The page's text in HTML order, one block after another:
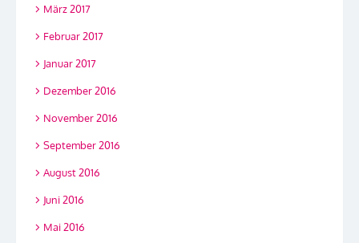
März 2017
Februar 2017
Januar 2017
Dezember 2016
November 2016
September 2016
August 2016
Juni 2016
Mai 2016